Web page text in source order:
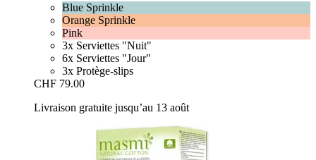
Blue Sprinkle
Orange Sprinkle
Pink
3x Serviettes "Nuit"
6x Serviettes "Jour"
3x Protège-slips
CHF 79.00
Livraison gratuite jusqu’au 13 août